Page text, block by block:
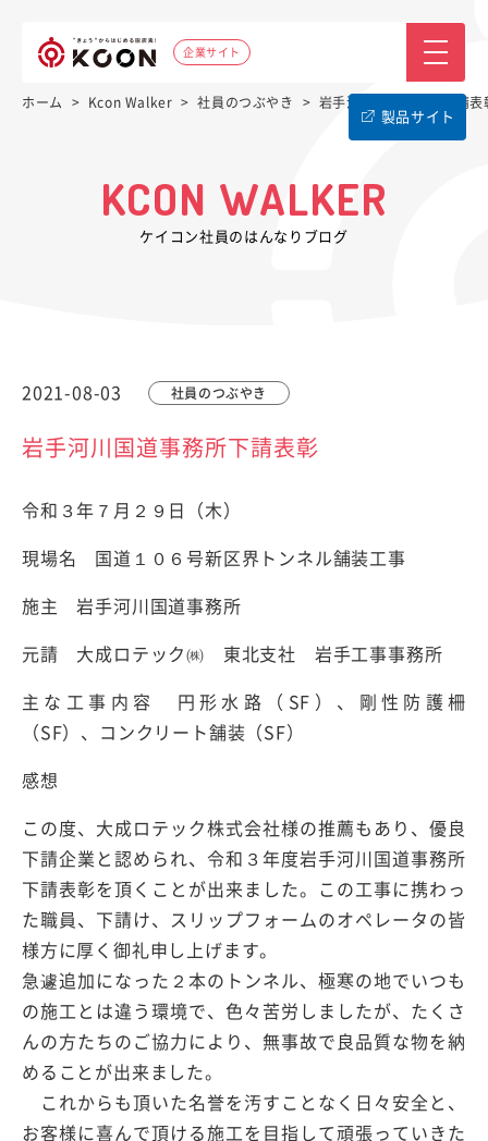
企業サイト
製品サイト
ホーム > Kcon Walker > 社員のつぶやき > 岩手河川国道事務所下請表
KCON WALKER
ケイコン社員のはんなりブログ
2021-08-03 社員のつぶやき
岩手河川国道事務所下請表彰
令和３年７月２９日（木）
現場名 国道１０６号新区界トンネル舗装工事
施主 岩手河川国道事務所
元請 大成ロテック㈱ 東北支社 岩手工事事務所
主な工事内容 円形水路（SF）、剛性防護柵
（SF）、コンクリート舗装（SF）
感想
この度、大成ロテック株式会社様の推薦もあり、優良
下請企業と認められ、令和３年度岩手河川国道事務所
下請表彰を頂くことが出来ました。この工事に携わっ
た職員、下請け、スリップフォームのオペレータの皆
様方に厚く御礼申し上げます。
急遽追加になった２本のトンネル、極寒の地でいつも
の施工とは違う環境で、色々苦労しましたが、たくさ
んの方たちのご協力により、無事故で良品質な物を納
めることが出来ました。
これからも頂いた名誉を汚すことなく日々安全と、
お客様に喜んで頂ける施工を目指して頑張っていきた